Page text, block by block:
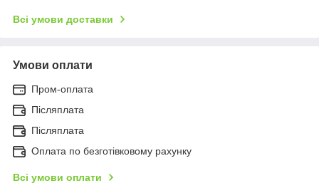
Всі умови доставки
Умови оплати
Пром-оплата
Післяплата
Післяплата
Оплата по безготівковому рахунку
Всі умови оплати